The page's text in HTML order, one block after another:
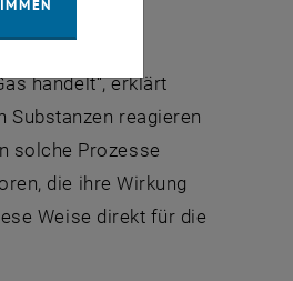
handelt“, erklärt
Substanzen reagieren
solche Prozesse
die ihre Wirkung
Weise direkt für die